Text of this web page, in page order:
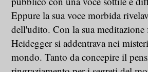
Eppure la sua voce morbida
dell'udito. Con la sua
Heidegger si addentrava nei
mondo. Tanto da concepire il